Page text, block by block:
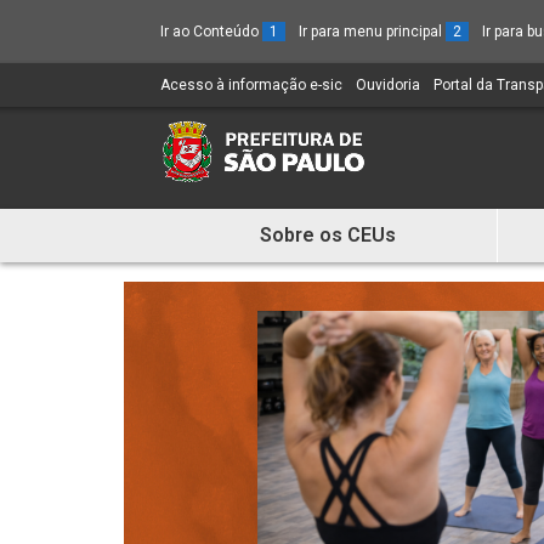
Ir ao Conteúdo 1 Ir para menu principal 2 Ir para
Acesso à informação e-sic (Link
um
novo
Ouvidoria (Link
Portal da
e
Sobre os CEUs